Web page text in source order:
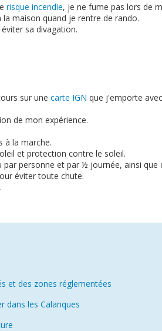
risque incendie, je ne fume pas lors de
maison quand je rentre de rando.
sa divagation.
sur une carte IGN que j'emporte
de mon expérience.
à la marche.
et protection contre le soleil.
par personne et par ½ journée, ainsi que
éviter toute chute.
et des zones réglementées
dans les Calanques